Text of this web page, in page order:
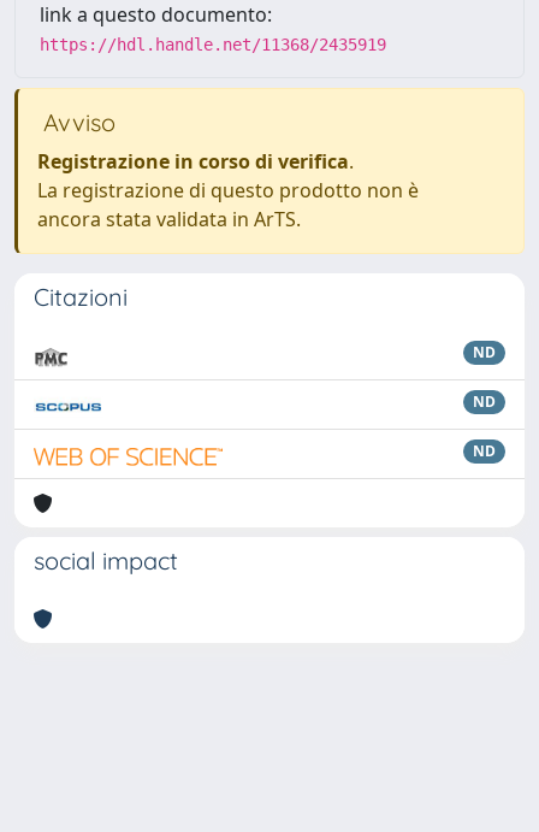
link a questo documento:
https://hdl.handle.net/11368/2435919
Avviso
Registrazione in corso di verifica.
La registrazione di questo prodotto non è
ancora stata validata in ArTS.
Citazioni
ND
ND
ND
social impact